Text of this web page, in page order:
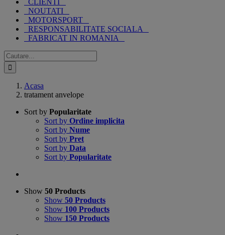
CLIENTI
NOUTATI
MOTORSPORT
RESPONSABILITATE SOCIALA
FABRICAT IN ROMANIA
Cautare...
Acasa
tratament anvelope
Sort by Popularitate
Sort by Ordine implicita
Sort by Nume
Sort by Pret
Sort by Data
Sort by Popularitate
Show 50 Products
Show 50 Products
Show 100 Products
Show 150 Products